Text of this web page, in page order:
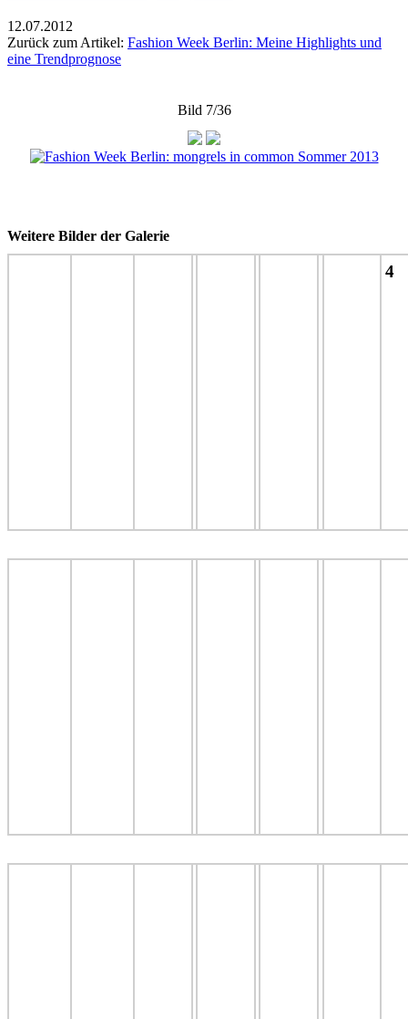
12.07.2012
Zurück zum Artikel: Fashion Week Berlin: Meine Highlights und
eine Trendprognose
Bild 7/36
Weitere Bilder der Galerie
4